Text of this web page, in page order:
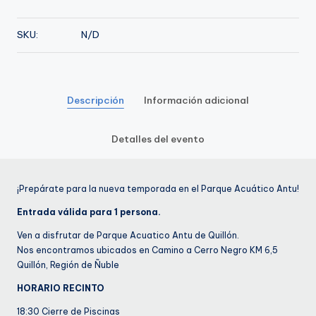
Enero
cantidad
SKU: N/D
Descripción Información adicional
Detalles del evento
¡Prepárate para la nueva temporada en el Parque Acuático Antu!
Entrada válida para 1 persona.
Ven a disfrutar de Parque Acuatico Antu de Quillón.
Nos encontramos ubicados en Camino a Cerro Negro KM 6,5
Quillón, Región de Ñuble
HORARIO RECINTO
18:30 Cierre de Piscinas